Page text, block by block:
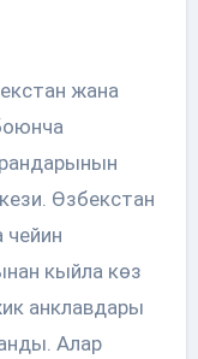
жана
Өзбекстан
чейин
кыйла көз
анклавдары
Алар